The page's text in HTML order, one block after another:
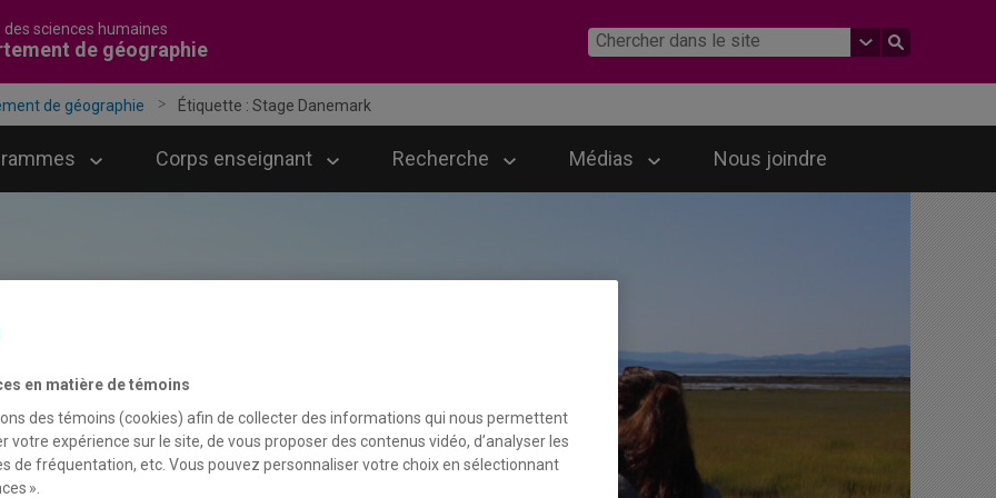
des sciences humaines
de géographie
de géographie Étiquette : Stage Danemark
Corps enseignant Recherche Médias Nous joindre
en matière de témoins
des témoins (cookies) afin de collecter des informations qui nous permettent
votre expérience sur le site, de vous proposer des contenus vidéo, d’analyser les
de fréquentation, etc. Vous pouvez personnaliser votre choix en sélectionnant
».